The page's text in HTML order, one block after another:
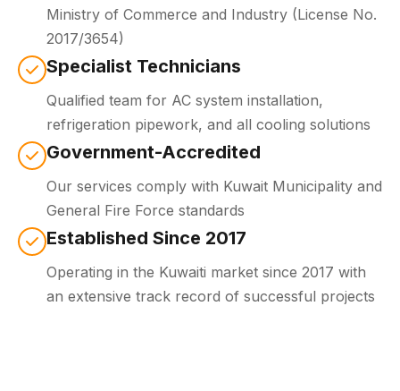
Ministry of Commerce and Industry (License No.
2017/3654)
Specialist Technicians
Qualified team for AC system installation,
refrigeration pipework, and all cooling solutions
Government-Accredited
Our services comply with Kuwait Municipality and
General Fire Force standards
Established Since 2017
Operating in the Kuwaiti market since 2017 with
an extensive track record of successful projects